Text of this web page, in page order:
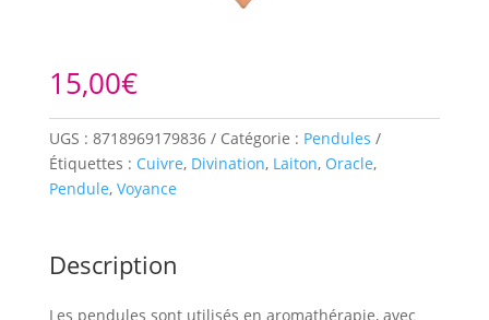
15,00€
UGS : 8718969179836 Catégorie : Pendules
Étiquettes : Cuivre, Divination, Laiton, Oracle,
Pendule, Voyance
Description
Les pendules sont utilisés en aromathérapie, avec